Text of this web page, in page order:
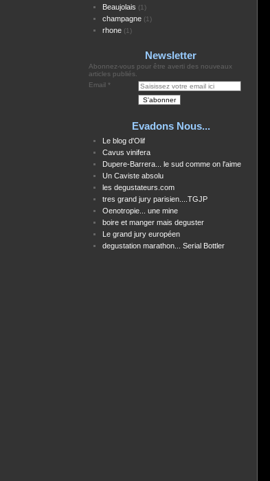
Beaujolais (1)
champagne(1)
rhone(1)
Newsletter
Abonnez-vous pour être averti des nouveaux
articles publiés.
Email
Evadons Nous...
Le blog d'Olif
Cavus vinifera
Dupere-Barrera... le sud comme on l'aime
Un Caviste absolu
les degustateurs.com
tres grand jury parisien....TGJP
Oenotropie... une mine
boire et manger mais deguster
Le grand jury européen
degustation marathon... Serial Bottler